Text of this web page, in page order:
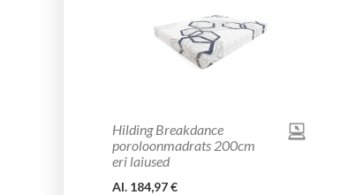
Hilding Breakdance
poroloonmadrats 200cm
eri laiused
Al. 184,97 €